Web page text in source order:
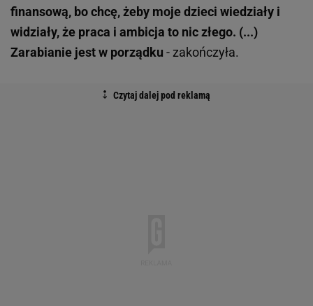
finansową, bo chcę, żeby moje dzieci wiedziały i
widziały, że praca i ambicja to nic złego. (...)
Zarabianie jest w porządku - zakończyła.